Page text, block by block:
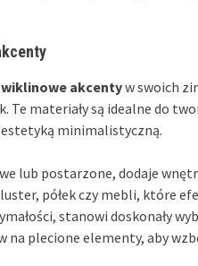
wiklinowe akcentyw swoich
Te materiały są idealne do
estetyką minimalistyczną.
lub postarzone, dodaje
półek czy mebli, które
stanowi doskonały
na plecione elementy, aby